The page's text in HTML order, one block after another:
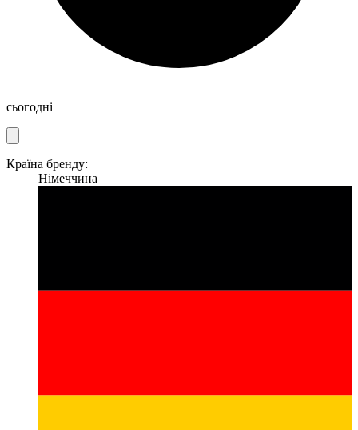
сьогодні
Країна бренду:
Німеччина